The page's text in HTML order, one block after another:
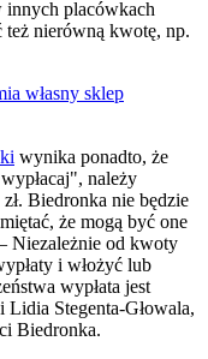
innych placówkach
też nierówną kwotę, np.
własny sklep
wynika ponadto, że
należy
Biedronka nie będzie
że mogą być one
Niezależnie od kwoty
i włożyć lub
wypłata jest
Lidia Stegenta-Głowala,
Biedronka.